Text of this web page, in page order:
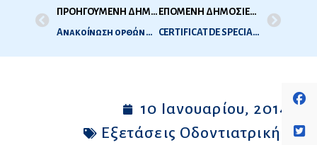
ΠΡΟΗΓΟΥΜΕΝΗ ΔΗΜΟΣΙΕΥΣΗ
Ανακοίνωση ορθών απαντήσεων των θεμάτων B’ εξεταστικής περιόδου Iατρικής 2013
ΕΠΟΜΕΝΗ ΔΗΜΟΣΙΕΥΣΗ
CERTIFICAT DE SPECIALISATION EN THELOGIE ORTHODOXE, UNIVERSITAET FREIBURG / UNIVERSITE DE FRIBOURG – Ελβετία
10 Ιανουαρίου, 2014
Εξετάσεις Οδοντιατρικής